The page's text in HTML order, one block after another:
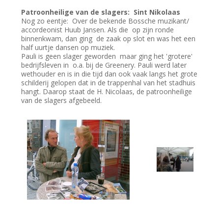
Patroonheilige van de slagers: Sint Nikolaas
Nog zo eentje: Over de bekende Bossche muzikant/
accordeonist Huub Jansen. Als die op zijn ronde
binnenkwam, dan ging de zaak op slot en was het een
half uurtje dansen op muziek.
Pauli is geen slager geworden maar ging het 'grotere'
bedrijfsleven in o.a. bij de Greenery. Pauli werd later
wethouder en is in die tijd dan ook vaak langs het grote
schilderij gelopen dat in de trappenhal van het stadhuis
hangt. Daarop staat de H. Nicolaas, de patroonheilige
van de slagers afgebeeld.